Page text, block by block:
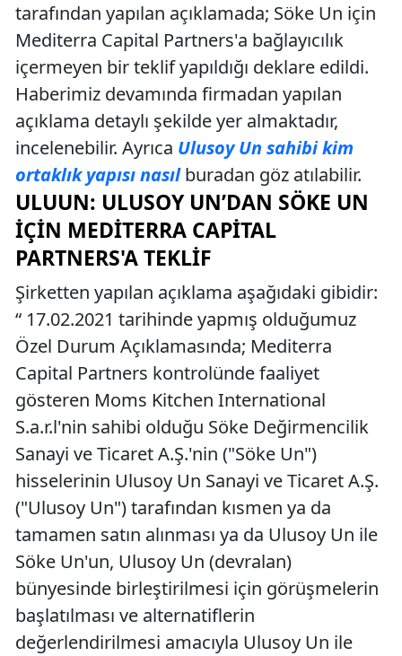
tarafından yapılan açıklamada; Söke Un için
Mediterra Capital Partners'a bağlayıcılık
içermeyen bir teklif yapıldığı deklare edildi.
Haberimiz devamında firmadan yapılan
açıklama detaylı şekilde yer almaktadır,
incelenebilir. Ayrıca Ulusoy Un sahibi kim
ortaklık yapısı nasılburadan göz atılabilir.
ULUUN: ULUSOY UN’DAN SÖKE UN
İÇIN MEDITERRA CAPITAL
PARTNERS'A TEKLIF
Şirketten yapılan açıklama aşağıdaki gibidir:
“ 17.02.2021 tarihinde yapmış olduğumuz
Özel Durum Açıklamasında; Mediterra
Capital Partners kontrolünde faaliyet
gösteren Moms Kitchen International
S.a.r.l'nin sahibi olduğu Söke Değirmencilik
Sanayi ve Ticaret A.Ş.'nin ("Söke Un")
hisselerinin Ulusoy Un Sanayi ve Ticaret A.Ş.
("Ulusoy Un") tarafından kısmen ya da
tamamen satın alınması ya da Ulusoy Un ile
Söke Un'un, Ulusoy Un (devralan)
bünyesinde birleştirilmesi için görüşmelerin
başlatılması ve alternatiflerin
değerlendirilmesi amacıyla Ulusoy Un ile